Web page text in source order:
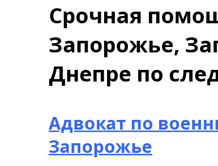
Срочная
Запорожье,
Днепре по
Адвокат по
Запорожье